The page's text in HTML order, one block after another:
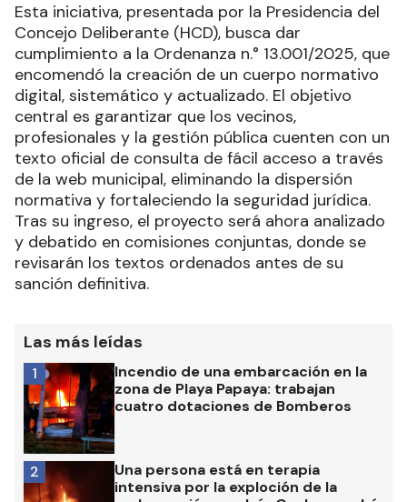
Esta iniciativa, presentada por la Presidencia del
Concejo Deliberante (HCD), busca dar
cumplimiento a la Ordenanza n.° 13.001/2025, que
encomendó la creación de un cuerpo normativo
digital, sistemático y actualizado. El objetivo
central es garantizar que los vecinos,
profesionales y la gestión pública cuenten con un
texto oficial de consulta de fácil acceso a través
de la web municipal, eliminando la dispersión
normativa y fortaleciendo la seguridad jurídica.
Tras su ingreso, el proyecto será ahora analizado
y debatido en comisiones conjuntas, donde se
revisarán los textos ordenados antes de su
sanción definitiva.
Las más leídas
Incendio de una embarcación en la
zona de Playa Papaya: trabajan
cuatro dotaciones de Bomberos
1
Una persona está en terapia
intensiva por la exploción de la
2